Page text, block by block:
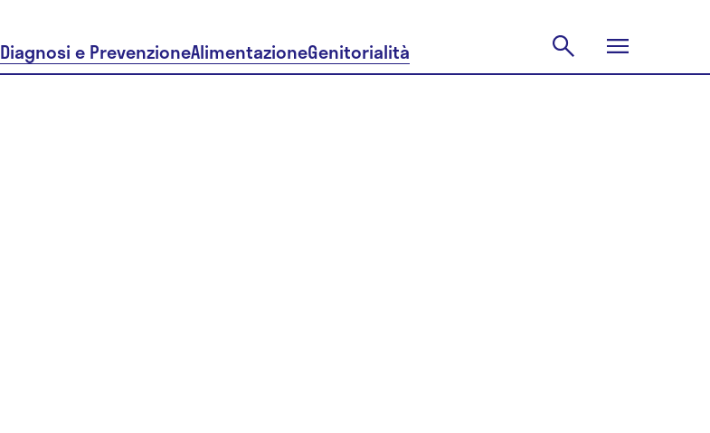
Diagnosi e PrevenzioneAlimentazioneGenitorialità